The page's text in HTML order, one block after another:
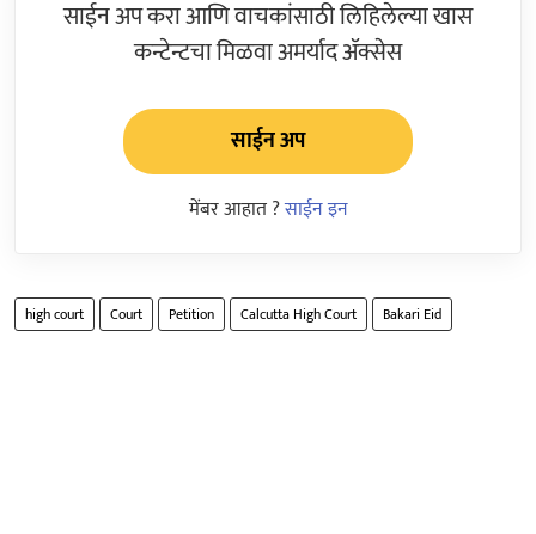
साईन अप करा आणि वाचकांसाठी लिहिलेल्या खास
कन्टेन्टचा मिळवा अमर्याद ॲक्सेस
साईन अप
मेंबर आहात ?साईन इन
high court Court Petition Calcutta High Court Bakari Eid